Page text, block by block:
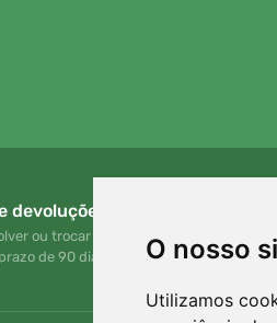
O nosso
Utilizamos
devoluções gratuitas
ou trocar a sua encomenda em
de 90 dias